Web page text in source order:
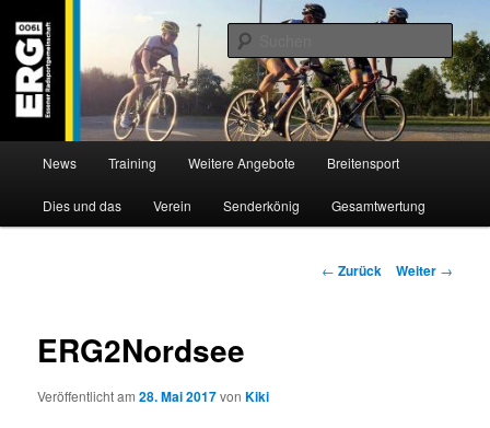
Inhalt
wechseln
ERG 1900 e.V
Willkommen bei der Essener Radsportgemeinschaft
News Training Weitere Angebote Breitensport
Dies und das Verein Senderkönig Gesamtwertung
Beitragsnavigation
← Zurück Weiter →
ERG2Nordsee
Veröffentlicht am28. Mai 2017vonKiki